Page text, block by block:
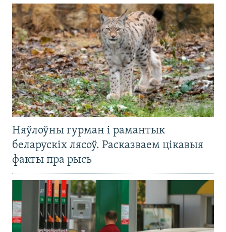
Няўлоўны гурман і рамантык
беларускіх лясоў. Расказваем цікавыя
факты пра рысь